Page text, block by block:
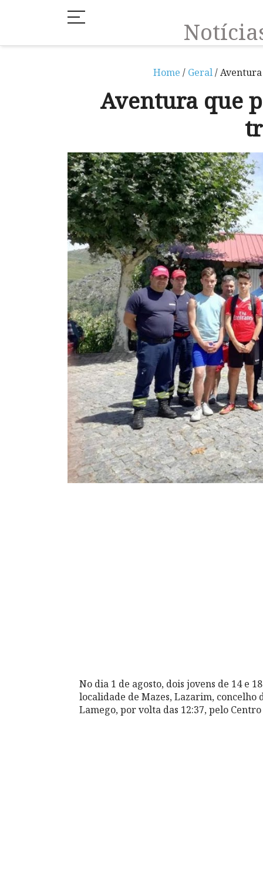
Home / Geral/
Aventura que
No dia 1 de agosto, dois jovens de 14 e
localidade de Mazes, Lazarim, concelho
Lamego, por volta das 12:37, pelo